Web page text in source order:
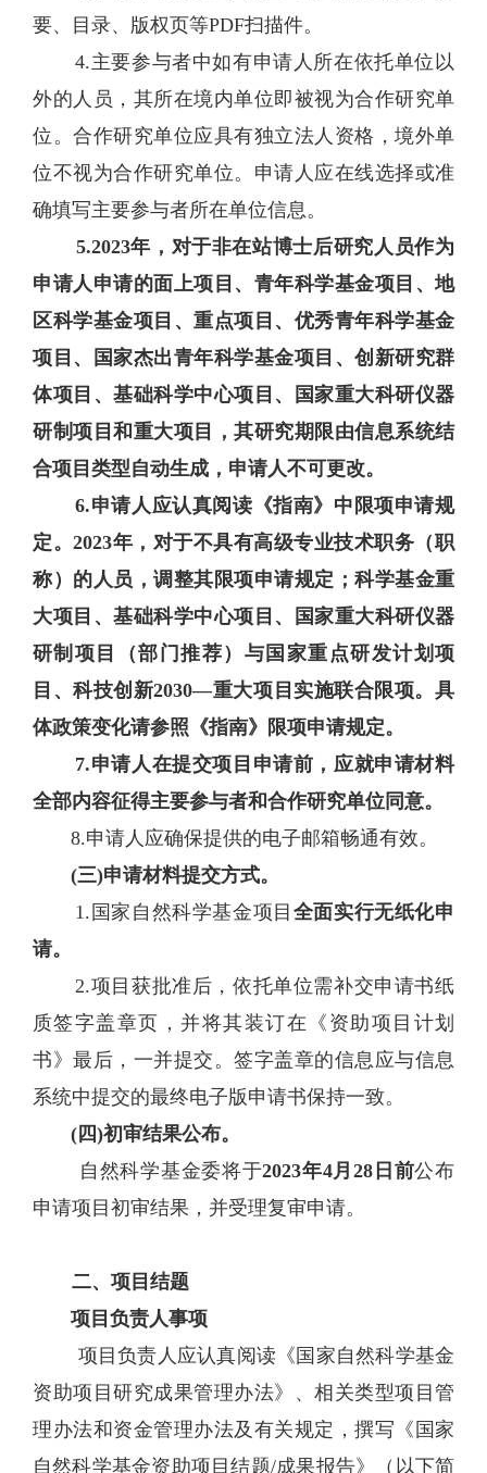
要、目录、版权页等PDF扫描件。
4.主要参与者中如有申请人所在依托单位以
外的人员，其所在境内单位即被视为合作研究单
位。合作研究单位应具有独立法人资格，境外单
位不视为合作研究单位。申请人应在线选择或准
确填写主要参与者所在单位信息。
5.2023年，对于非在站博士后研究人员作为
申请人申请的面上项目、青年科学基金项目、地
区科学基金项目、重点项目、优秀青年科学基金
项目、国家杰出青年科学基金项目、创新研究群
体项目、基础科学中心项目、国家重大科研仪器
研制项目和重大项目，其研究期限由信息系统结
合项目类型自动生成，申请人不可更改。
6.申请人应认真阅读《指南》中限项申请规
定。2023年，对于不具有高级专业技术职务（职
称）的人员，调整其限项申请规定；科学基金重
大项目、基础科学中心项目、国家重大科研仪器
研制项目（部门推荐）与国家重点研发计划项
目、科技创新2030—重大项目实施联合限项。具
体政策变化请参照《指南》限项申请规定。
7.申请人在提交项目申请前，应就申请材料
全部内容征得主要参与者和合作研究单位同意。
8.申请人应确保提供的电子邮箱畅通有效。
(三)申请材料提交方式。
1.国家自然科学基金项目 全面实行无纸化申
请。
2.项目获批准后，依托单位需补交申请书纸
质签字盖章页，并将其装订在《资助项目计划
书》最后，一并提交。签字盖章的信息应与信息
系统中提交的最终电子版申请书保持一致。
(四)初审结果公布。
自然科学基金委将于2023年4月28日前公布
申请项目初审结果，并受理复审申请。
二、项目结题
项目负责人事项
项目负责人应认真阅读《国家自然科学基金
资助项目研究成果管理办法》、相关类型项目管
理办法和资金管理办法及有关规定，撰写《国家
自然科学基金资助项目结题/成果报告》（以下简